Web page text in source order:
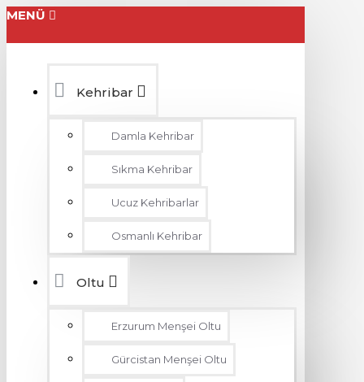
MENÜ
Kehribar
Damla Kehribar
Sıkma Kehribar
Ucuz Kehribarlar
Osmanlı Kehribar
Oltu
Erzurum Menşei Oltu
Gürcistan Menşei Oltu